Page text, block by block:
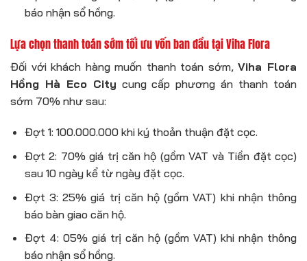
báo nhận sổ hồng.
Lựa chọn thanh toán sớm tối ưu vốn ban đầu tại Viha Flora
Đối với khách hàng muốn thanh toán sớm,Viha Flora
Hồng Hà Eco City cung cấp phương án thanh toán
sớm 70% như sau:
Đợt 1: 100.000.000 khi ký thoản thuận đặt cọc.
Đợt 2: 70% giá trị căn hộ (gồm VAT và Tiền đặt cọc)
sau 10 ngày kể từ ngày đặt cọc.
Đợt 3: 25% giá trị căn hộ (gồm VAT) khi nhận thông
báo bàn giao căn hộ.
Đợt 4: 05% giá trị căn hộ (gồm VAT) khi nhận thông
báo nhận sổ hồng.